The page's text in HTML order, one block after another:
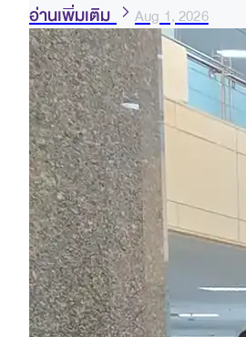
อ่านเพิ่มเติม Aug 1, 2026